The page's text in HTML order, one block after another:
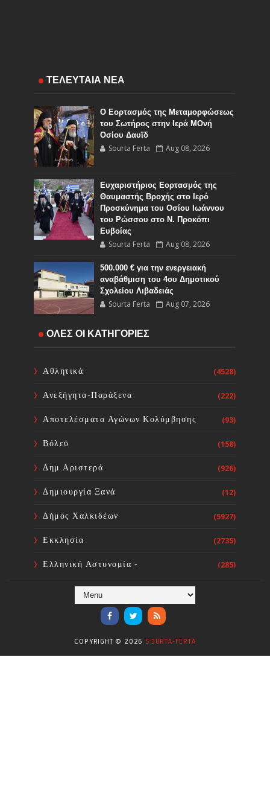
ΤΕΛΕΥΤΑΙΑ ΝΕΑ
Ο Εορτασμός της Μεταμορφώσεως
του Σωτήρος στην Ιερά ΜΟνή
Οσίου Δαυϊδ
Sourta Ferta Aug 08, 2026
Ευχαριστήριος Εορτασμός της
Θαυμαστής Βροχής στο Ιερό
Προσκύνημα του Οσίου Ιωάννου
του Ρώσσου στο Ν. Προκόπι
Ευβοίας
Sourta Ferta Aug 08, 2026
500.000 € για την ενεργειακή
αναβάθμιση του 4ου Δημοτικού
Σχολείου Λιβαδειάς
Sourta Ferta Aug 07, 2026
Διρφύων-Μεσσαπίων με τη ΜΚΟ
διαχείριση των αδέσποτων ζώων
ΟΛΕΣ ΟΙ ΚΑΤΗΓΟΡΙΕΣ
Αθλητικά (4528)
Ανεξήγητα-Παράξενα (222)
Αποτελέσματα Αγώνων Κολύμβησης (93)
Βόλεϋ (158)
Δημ.Αριστερά (926)
Δημιουργία Ξανά (12)
Δήμος Χαλκιδέων (5927)
Εκκλησία (2735)
Ελληνική Αστυνομία -
(285)
Ενόργανη Γυμναστική
COPYRIGHT © 2026 SOURTA-FERTA